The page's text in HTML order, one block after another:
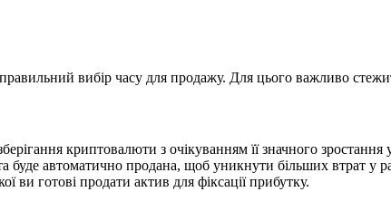
вибір часу для продажу. Для цього важливо
криптовалюти з очікуванням її значного
буде автоматично продана, щоб уникнути більших втрат у
ви готові продати актив для фіксації прибутку.